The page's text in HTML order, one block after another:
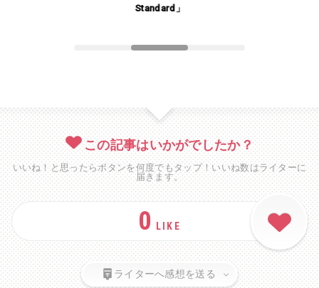
Standard」
この記事はいかがでしたか？
いいね！と思ったらボタンを何度でもタップ！いいね数はライターに
届きます。
0 LIKE
ライターへ感想を送る